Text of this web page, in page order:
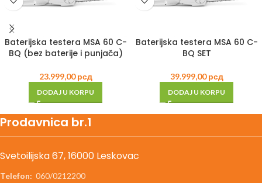
Baterijska testera MSA 60 C-
BQ (bez baterije i punjača)
23.999,00рсд
DODAJ U KORPU
Baterijska testera MSA 60 C-
BQ SET
39.999,00рсд
DODAJ U KORPU
Prodavnica br.1
Svetoilijska 67, 16000 Leskovac
Telefon: 060/0212200